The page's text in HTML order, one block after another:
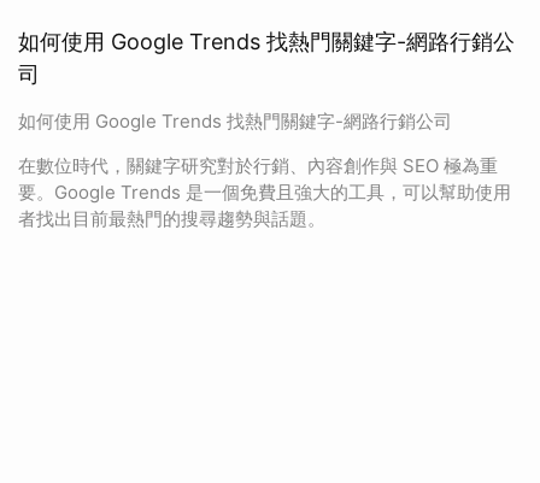
如何使用 Google Trends 找熱門關鍵字-網路行銷公
司
如何使用 Google Trends 找熱門關鍵字-網路行銷公司
在數位時代，關鍵字研究對於行銷、內容創作與 SEO 極為重
要。Google Trends 是一個免費且強大的工具，可以幫助使用
者找出目前最熱門的搜尋趨勢與話題。